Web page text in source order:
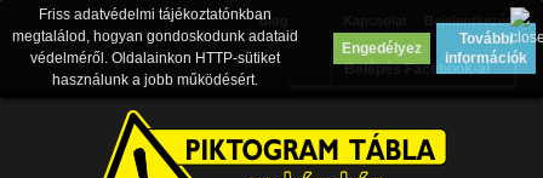
Bejelentkezés
Blog
Belépés Facebook-al
Friss adatvédelmi tájékoztatónkban
megtalálod, hogyan gondoskodunk adataid
védelméről. Oldalainkon HTTP-sütiket
használunk a jobb működésért.
Engedélyez
További
információk